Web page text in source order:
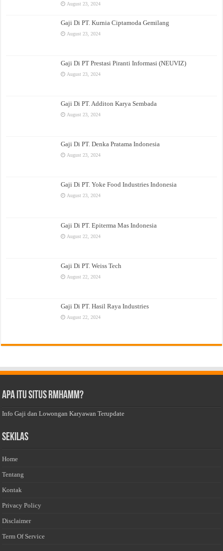
August 23, 2024
Gaji Di PT. Kurnia Ciptamoda Gemilang
August 23, 2024
Gaji Di PT Prestasi Piranti Informasi (NEUVIZ)
August 23, 2024
Gaji Di PT. Additon Karya Sembada
August 23, 2024
Gaji Di PT. Denka Pratama Indonesia
August 23, 2024
Gaji Di PT. Yoke Food Industries Indonesia
August 23, 2024
Gaji Di PT. Epiterma Mas Indonesia
August 22, 2024
Gaji Di PT. Weiss Tech
August 22, 2024
Gaji Di PT. Hasil Raya Industries
August 22, 2024
Apa Itu Situs Rmhamm?
Info Gaji dan Lowongan Karyawan Terupdate
Sekilas
Home
Tentang
Kontak
Privacy Policy
Disclaimer
Term Of Service